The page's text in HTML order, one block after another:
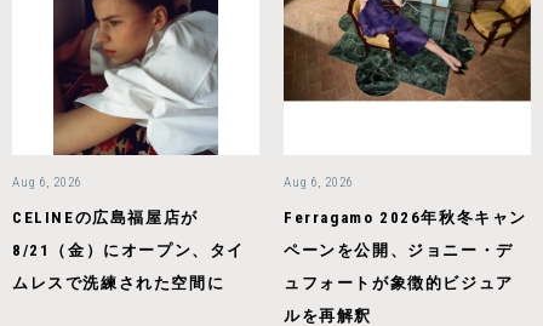
Aug 6, 2026
CELINEの広島福屋店が
8/21（金）にオープン、タイ
ムレスで洗練された空間に
Aug 6, 2026
Ferragamo 2026年秋冬キャン
ペーンを公開、ジョニー・デ
ュフォートが象徴的ビジュア
ルを再解釈